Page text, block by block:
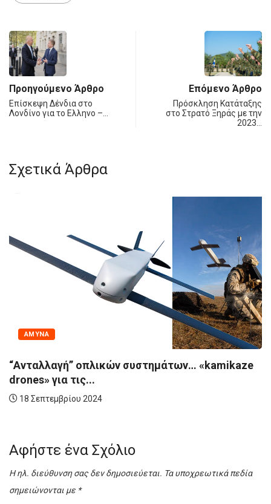
Προηγούμενο Άρθρο
Επίσκεψη Δένδια στο
Λονδίνο για το Ελληνο –…
Επόμενο Άρθρο
Πρόσκληση Κατάταξης
στο Στρατό Ξηράς με την
2023…
Σχετικά Άρθρα
συστημάτων… «kamikaze
ΝΑΤΟ
Αφήστε ένα Σχόλιο
Η ηλ. διεύθυνση σας δεν δημοσιεύεται. Τα υποχρεωτικά πεδία
σημειώνονται με *